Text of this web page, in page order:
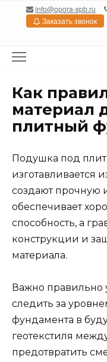
Перейтиinfo@opora-spb.ru
Заказать звонок
Как
материал
плитный
Подушка под
изготавливается
создают прочную
обеспечивает
способность, а
конструкции и
материала.
Важно правильно
следить за
фундамента в
геотекстиля
предотвратить